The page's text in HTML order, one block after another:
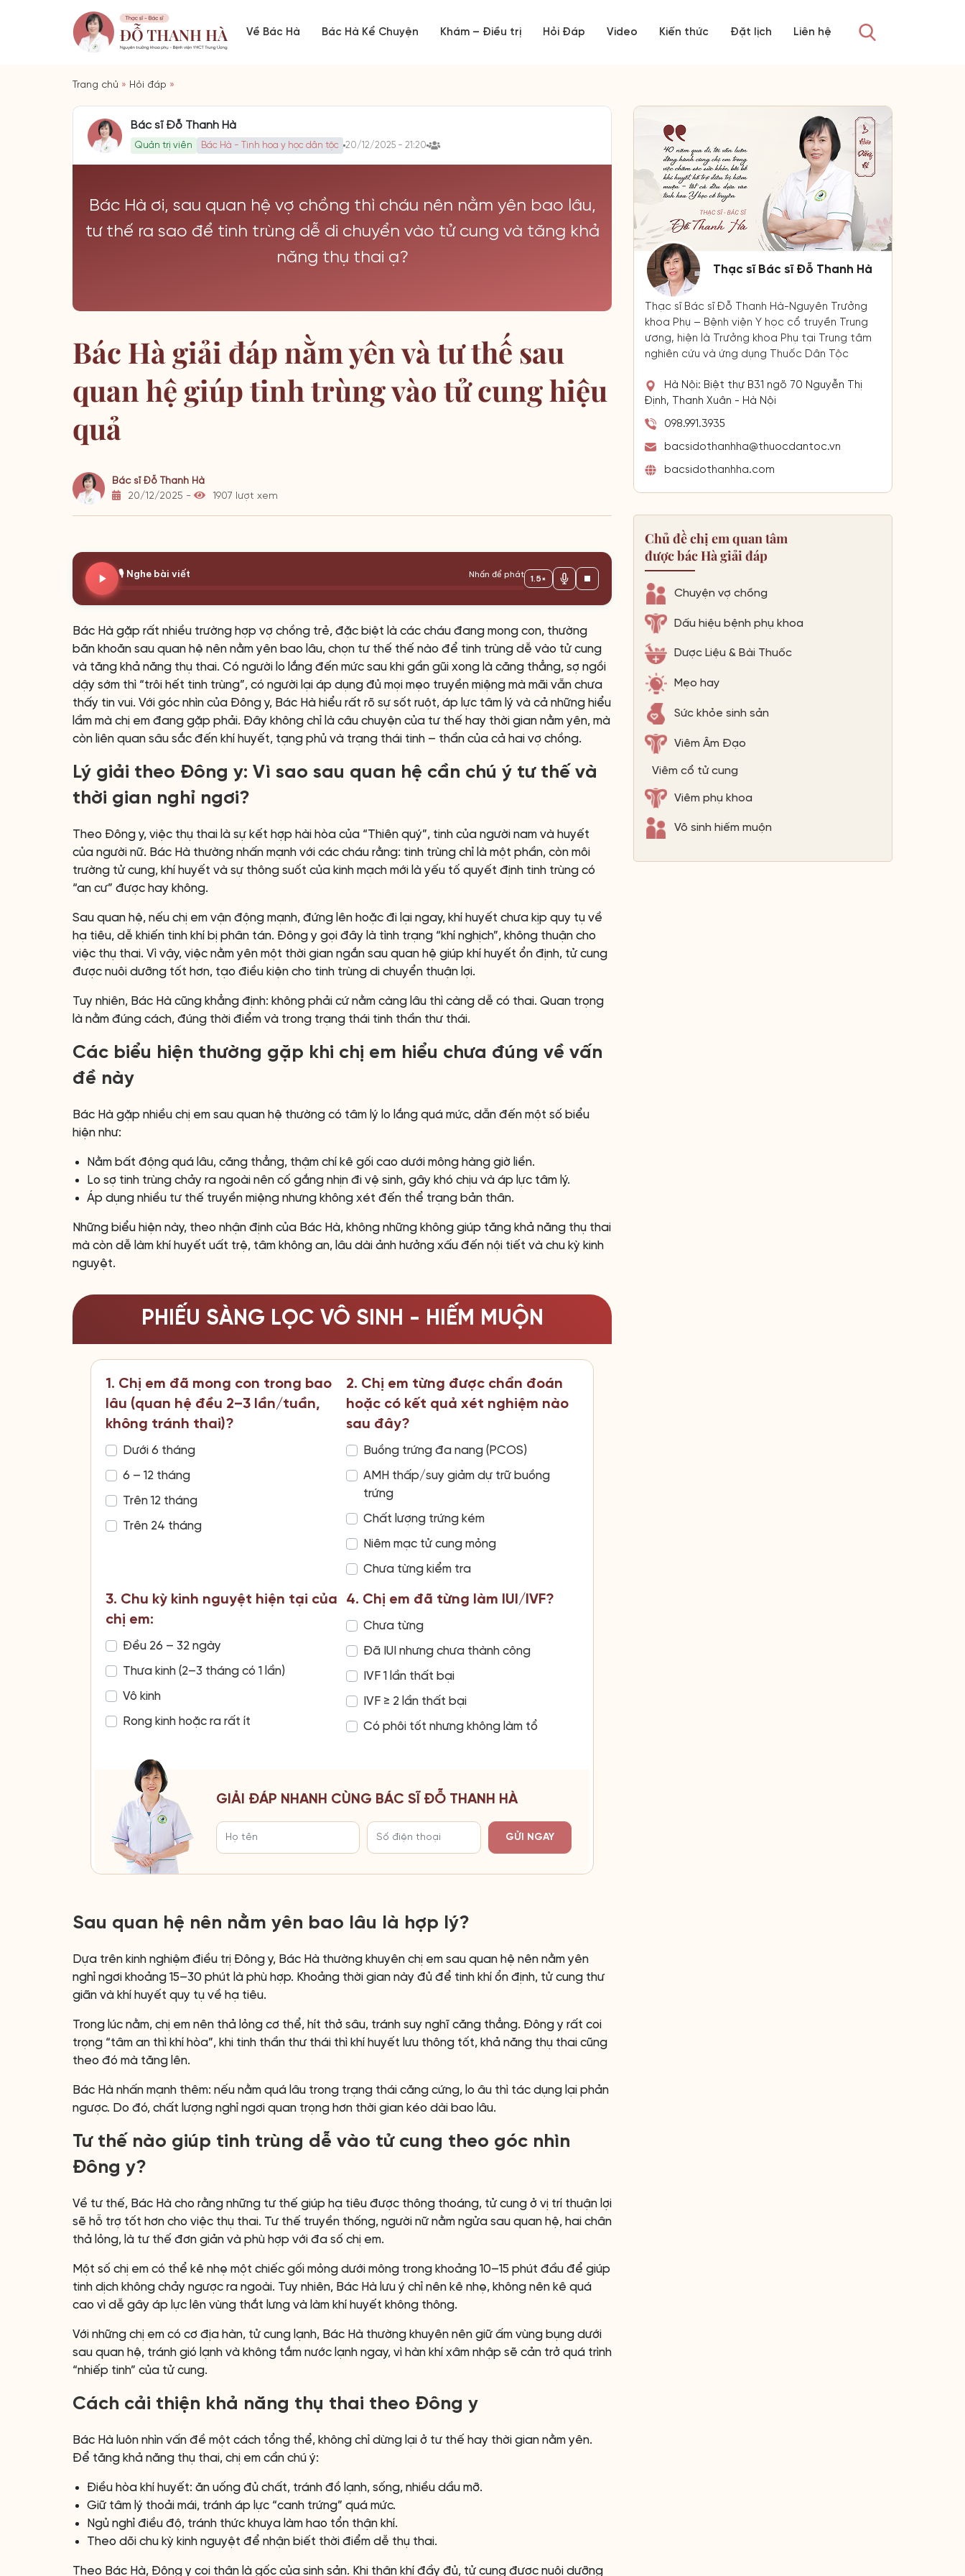
Về Bác Hà Bác Hà Kể Chuyện Khám – Điều trị Hỏi Đáp Video Kiến thức Đặt lịch Liên hệ
Trang chủ » Hỏi đáp »
Bác sĩ Đỗ Thanh Hà
Quản trị viên Bác Hà - Tinh hoa y học dân tộc 20/12/2025 - 21:20
Bác Hà ơi, sau quan hệ vợ chồng thì cháu nên nằm yên bao lâu,
tư thế ra sao để tinh trùng dễ di chuyển vào tử cung và tăng khả
năng thụ thai ạ?
Bác Hà giải đáp nằm yên và tư thế sau
quan hệ giúp tinh trùng vào tử cung hiệu
quả
Bác sĩ Đỗ Thanh Hà
20/12/2025 -
1907 lượt xem
🎙️ Nghe bài viết Nhấn để phát 1.5×
Bác Hà gặp rất nhiều trường hợp vợ chồng trẻ, đặc biệt là các cháu đang mong con, thường
băn khoăn sau quan hệ nên nằm yên bao lâu, chọn tư thế thế nào để tinh trùng dễ vào tử cung
và tăng khả năng thụ thai. Có người lo lắng đến mức sau khi gần gũi xong là căng thẳng, sợ ngồi
dậy sớm thì “trôi hết tinh trùng”, có người lại áp dụng đủ mọi mẹo truyền miệng mà mãi vẫn chưa
thấy tin vui. Với góc nhìn của Đông y, Bác Hà hiểu rất rõ sự sốt ruột, áp lực tâm lý và cả những hiểu
lầm mà chị em đang gặp phải. Đây không chỉ là câu chuyện của tư thế hay thời gian nằm yên, mà
còn liên quan sâu sắc đến khí huyết, tạng phủ và trạng thái tinh – thần của cả hai vợ chồng.
Lý giải theo Đông y: Vì sao sau quan hệ cần chú ý tư thế và
thời gian nghỉ ngơi?
Theo Đông y, việc thụ thai là sự kết hợp hài hòa của “Thiên quý”, tinh của người nam và huyết
của người nữ. Bác Hà thường nhấn mạnh với các cháu rằng: tinh trùng chỉ là một phần, còn môi
trường tử cung, khí huyết và sự thông suốt của kinh mạch mới là yếu tố quyết định tinh trùng có
“an cư” được hay không.
Sau quan hệ, nếu chị em vận động mạnh, đứng lên hoặc đi lại ngay, khí huyết chưa kịp quy tụ về
hạ tiêu, dễ khiến tinh khí bị phân tán. Đông y gọi đây là tình trạng “khí nghịch”, không thuận cho
việc thụ thai. Vì vậy, việc nằm yên một thời gian ngắn sau quan hệ giúp khí huyết ổn định, tử cung
được nuôi dưỡng tốt hơn, tạo điều kiện cho tinh trùng di chuyển thuận lợi.
Tuy nhiên, Bác Hà cũng khẳng định: không phải cứ nằm càng lâu thì càng dễ có thai. Quan trọng
là nằm đúng cách, đúng thời điểm và trong trạng thái tinh thần thư thái.
Các biểu hiện thường gặp khi chị em hiểu chưa đúng về vấn
đề này
Bác Hà gặp nhiều chị em sau quan hệ thường có tâm lý lo lắng quá mức, dẫn đến một số biểu
hiện như:
Nằm bất động quá lâu, căng thẳng, thậm chí kê gối cao dưới mông hàng giờ liền.
Lo sợ tinh trùng chảy ra ngoài nên cố gắng nhịn đi vệ sinh, gây khó chịu và áp lực tâm lý.
Áp dụng nhiều tư thế truyền miệng nhưng không xét đến thể trạng bản thân.
Những biểu hiện này, theo nhận định của Bác Hà, không những không giúp tăng khả năng thụ thai
mà còn dễ làm khí huyết uất trệ, tâm không an, lâu dài ảnh hưởng xấu đến nội tiết và chu kỳ kinh
nguyệt.
PHIẾU SÀNG LỌC VÔ SINH - HIẾM MUỘN
1. Chị em đã mong con trong bao
lâu (quan hệ đều 2–3 lần/tuần,
không tránh thai)?
Dưới 6 tháng
6 – 12 tháng
Trên 12 tháng
Trên 24 tháng
2. Chị em từng được chẩn đoán
hoặc có kết quả xét nghiệm nào
sau đây?
Buồng trứng đa nang (PCOS)
AMH thấp/suy giảm dự trữ buồng
trứng
Chất lượng trứng kém
Niêm mạc tử cung mỏng
Chưa từng kiểm tra
3. Chu kỳ kinh nguyệt hiện tại của
chị em:
Đều 26 – 32 ngày
Thưa kinh (2–3 tháng có 1 lần)
Vô kinh
Rong kinh hoặc ra rất ít
4. Chị em đã từng làm IUI/IVF?
Chưa từng
Đã IUI nhưng chưa thành công
IVF 1 lần thất bại
IVF ≥ 2 lần thất bại
Có phôi tốt nhưng không làm tổ
GIẢI ĐÁP NHANH CÙNG BÁC SĨ ĐỖ THANH HÀ
GỬI NGAY
Sau quan hệ nên nằm yên bao lâu là hợp lý?
Dựa trên kinh nghiệm điều trị Đông y, Bác Hà thường khuyên chị em sau quan hệ nên nằm yên
nghỉ ngơi khoảng 15–30 phút là phù hợp. Khoảng thời gian này đủ để tinh khí ổn định, tử cung thư
giãn và khí huyết quy tụ về hạ tiêu.
Trong lúc nằm, chị em nên thả lỏng cơ thể, hít thở sâu, tránh suy nghĩ căng thẳng. Đông y rất coi
trọng “tâm an thì khí hòa”, khi tinh thần thư thái thì khí huyết lưu thông tốt, khả năng thụ thai cũng
theo đó mà tăng lên.
Bác Hà nhấn mạnh thêm: nếu nằm quá lâu trong trạng thái căng cứng, lo âu thì tác dụng lại phản
ngược. Do đó, chất lượng nghỉ ngơi quan trọng hơn thời gian kéo dài bao lâu.
Tư thế nào giúp tinh trùng dễ vào tử cung theo góc nhìn
Đông y?
Về tư thế, Bác Hà cho rằng những tư thế giúp hạ tiêu được thông thoáng, tử cung ở vị trí thuận lợi
sẽ hỗ trợ tốt hơn cho việc thụ thai. Tư thế truyền thống, người nữ nằm ngửa sau quan hệ, hai chân
thả lỏng, là tư thế đơn giản và phù hợp với đa số chị em.
Một số chị em có thể kê nhẹ một chiếc gối mỏng dưới mông trong khoảng 10–15 phút đầu để giúp
tinh dịch không chảy ngược ra ngoài. Tuy nhiên, Bác Hà lưu ý chỉ nên kê nhẹ, không nên kê quá
cao vì dễ gây áp lực lên vùng thắt lưng và làm khí huyết không thông.
Với những chị em có cơ địa hàn, tử cung lạnh, Bác Hà thường khuyên nên giữ ấm vùng bụng dưới
sau quan hệ, tránh gió lạnh và không tắm nước lạnh ngay, vì hàn khí xâm nhập sẽ cản trở quá trình
“nhiếp tinh” của tử cung.
Cách cải thiện khả năng thụ thai theo Đông y
Bác Hà luôn nhìn vấn đề một cách tổng thể, không chỉ dừng lại ở tư thế hay thời gian nằm yên.
Để tăng khả năng thụ thai, chị em cần chú ý:
Điều hòa khí huyết: ăn uống đủ chất, tránh đồ lạnh, sống, nhiều dầu mỡ.
Giữ tâm lý thoải mái, tránh áp lực “canh trứng” quá mức.
Ngủ nghỉ điều độ, tránh thức khuya làm hao tổn thận khí.
Theo dõi chu kỳ kinh nguyệt để nhận biết thời điểm dễ thụ thai.
Theo Bác Hà, Đông y coi thận là gốc của sinh sản. Khi thận khí đầy đủ, tử cung được nuôi dưỡng
Thạc sĩ Bác sĩ Đỗ Thanh Hà
Thạc sĩ Bác sĩ Đỗ Thanh Hà-Nguyên Trưởng
khoa Phụ – Bệnh viện Y học cổ truyền Trung
ương, hiện là Trưởng khoa Phụ tại Trung tâm
nghiên cứu và ứng dụng Thuốc Dân Tộc
Hà Nội: Biệt thự B31 ngõ 70 Nguyễn Thị
Định, Thanh Xuân - Hà Nội
098.991.3935
bacsidothanhha@thuocdantoc.vn
bacsidothanhha.com
Chủ đề chị em quan tâm
được bác Hà giải đáp
Chuyện vợ chồng
Dấu hiệu bệnh phụ khoa
Dược Liệu & Bài Thuốc
Mẹo hay
Sức khỏe sinh sản
Viêm Âm Đạo
Viêm cổ tử cung
Viêm phụ khoa
Vô sinh hiếm muộn